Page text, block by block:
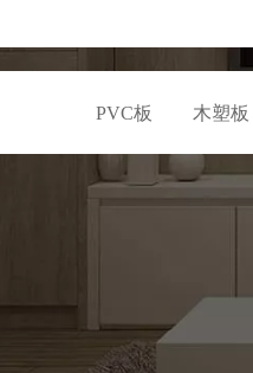
PVC板 木塑板